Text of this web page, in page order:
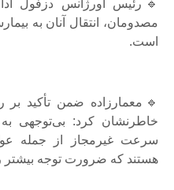
🔹رئیس اورژانس دزفول
مصدومان، انتقال آنان به
است.
🔹معمارزاده ضمن تأکید بر
خاطرنشان کرد: بی‌توجهی به
سرعت غیرمجاز از جمله
هستند که ضرورت توجه بیشتر